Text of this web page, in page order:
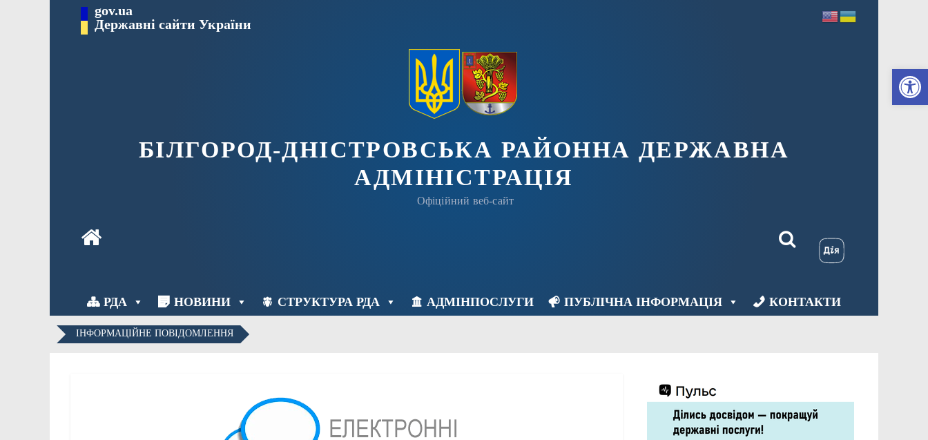
gov.ua
Державні сайти України
БІЛГОРОД-ДНІСТРОВСЬКА РАЙОННА ДЕРЖАВНА
АДМІНІСТРАЦІЯ
Офіційний веб-сайт
РДА НОВИНИ СТРУКТУРА РДА АДМІНПОСЛУГИ ПУБЛІЧНА ІНФОРМАЦІЯ КОНТАКТИ
ІНФОРМАЦІЙНЕ ПОВІДОМЛЕННЯ